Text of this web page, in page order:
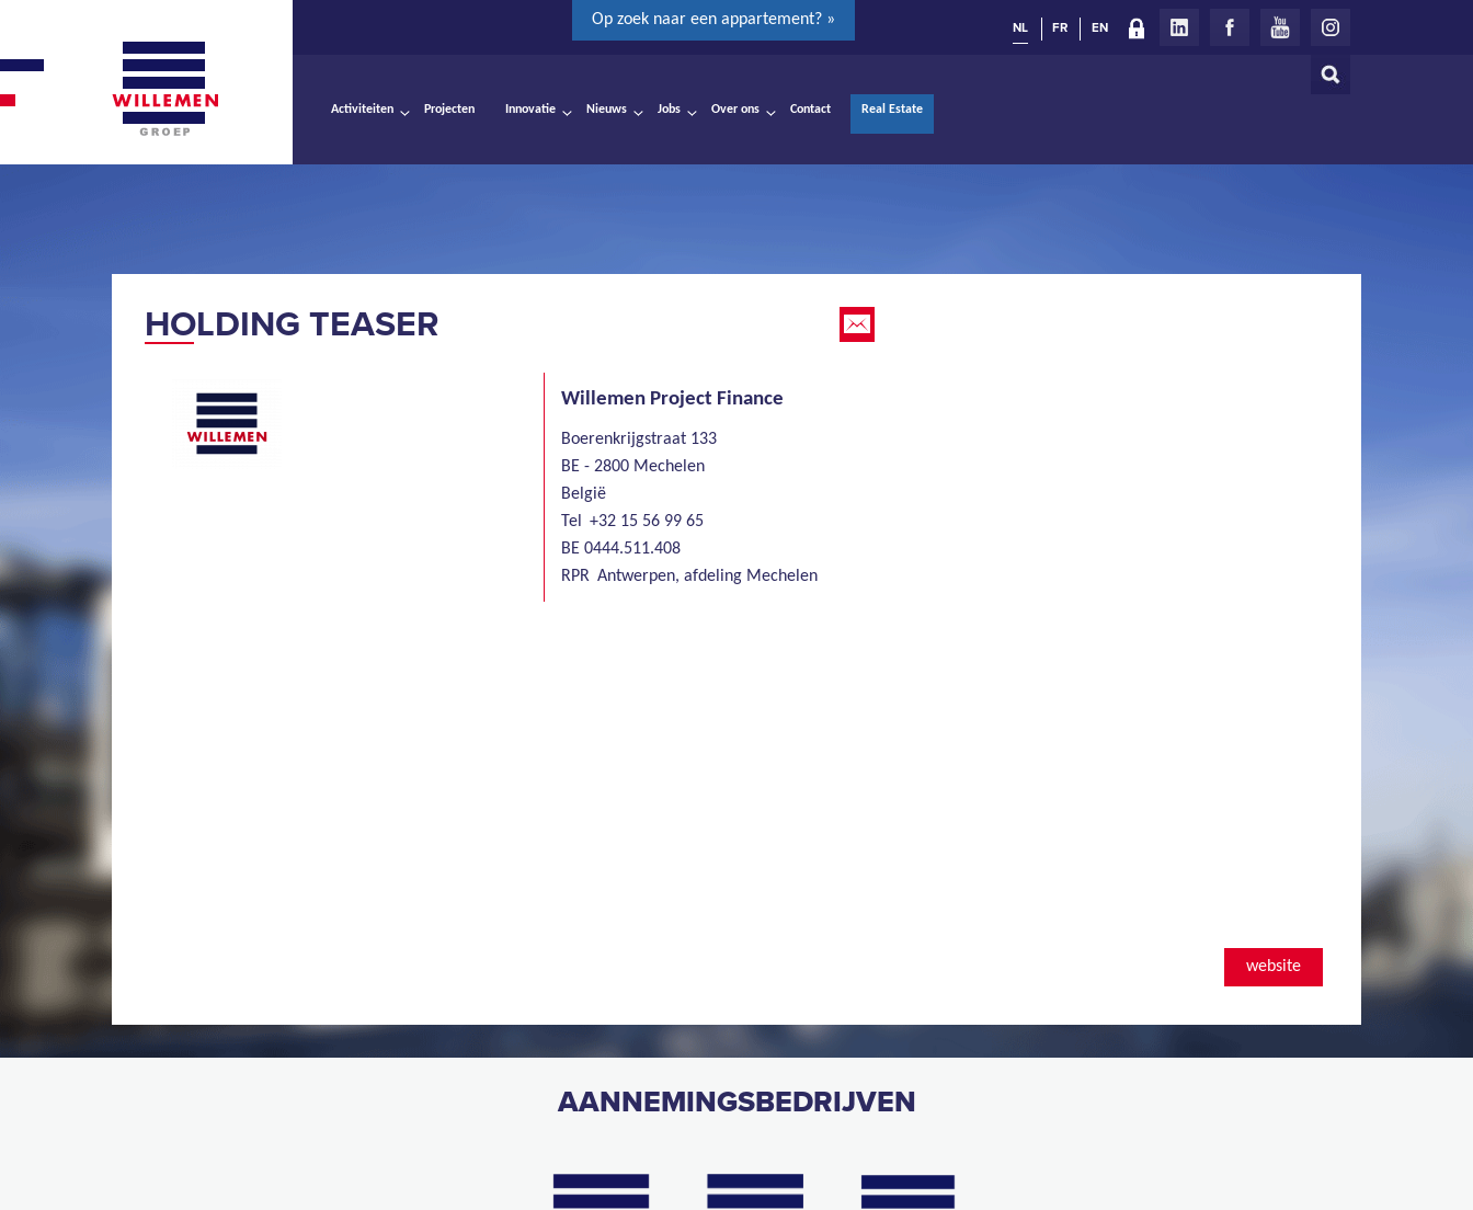
Op zoek naar een appartement? »
Zoeken
NL FR EN
Activiteiten Projecten Innovatie Nieuws Jobs Over ons Contact Real Estate
HOLDING TEASER
Willemen Project Finance
Boerenkrijgstraat 133
BE - 2800 Mechelen
België
Tel +32 15 56 99 65
BE 0444.511.408
RPR Antwerpen, afdeling Mechelen
website
AANNEMINGSBEDRIJVEN